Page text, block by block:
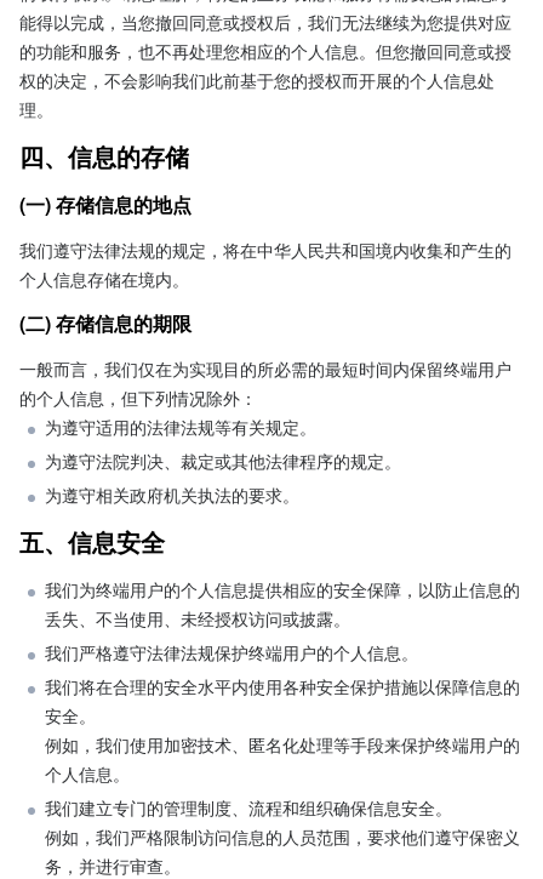
能得以完成，当您撤回同意或授权后，我们无法继续为您提供对应
的功能和服务，也不再处理您相应的个人信息。但您撤回同意或授
权的决定，不会影响我们此前基于您的授权而开展的个人信息处
理。
四、信息的存储
(一) 存储信息的地点
我们遵守法律法规的规定，将在中华人民共和国境内收集和产生的
个人信息存储在境内。
(二) 存储信息的期限
一般而言，我们仅在为实现目的所必需的最短时间内保留终端用户
的个人信息，但下列情况除外：
为遵守适用的法律法规等有关规定。
为遵守法院判决、裁定或其他法律程序的规定。
为遵守相关政府机关执法的要求。
五、信息安全
我们为终端用户的个人信息提供相应的安全保障，以防止信息的
丢失、不当使用、未经授权访问或披露。
我们严格遵守法律法规保护终端用户的个人信息。
我们将在合理的安全水平内使用各种安全保护措施以保障信息的
安全。
例如，我们使用加密技术、匿名化处理等手段来保护终端用户的
个人信息。
我们建立专门的管理制度、流程和组织确保信息安全。
例如，我们严格限制访问信息的人员范围，要求他们遵守保密义
务，并进行审查。